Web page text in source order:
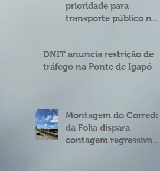
prioridade para
transporte público na
4º Centenário
DNIT anuncia restrição de
tráfego na Ponte de Igapó
Montagem do Corredor
da Folia dispara
contagem regressiva